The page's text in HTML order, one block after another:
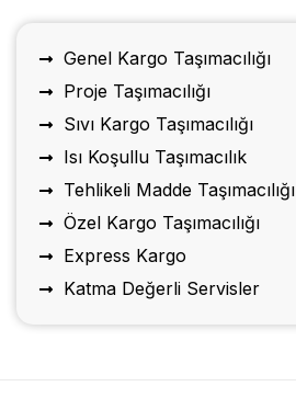
Genel Kargo Taşımacılığı
Proje Taşımacılığı
Sıvı Kargo Taşımacılığı
Isı Koşullu Taşımacılık
Tehlikeli Madde Taşımacılığı
Özel Kargo Taşımacılığı
Express Kargo
Katma Değerli Servisler